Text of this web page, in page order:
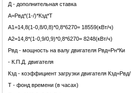
Д - дополнительная ставка
А=Рвд*(1-/)*Кзд*Т
А1=14,8(1-0,8/0,8)*0,8*6270= 18559(кВт/ч)
А2=14,8*(1-0,9/0,9)*0,8*6270= 8248(кВт/ч)
Рвд - мощность на валу двигателя Рвд=Рн*Ки
- К.П.Д. двигателя
Кзд - коэффициент загрузки двигателя
Т - фонд времени (в часах)